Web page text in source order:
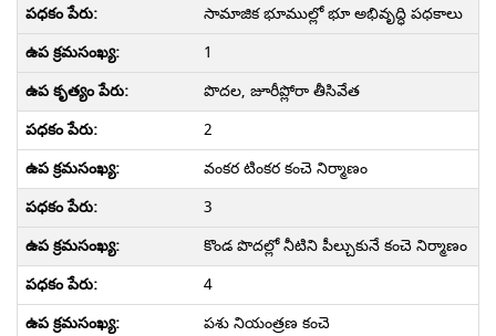
సామాజిక భూముల్లో భూ అభివృద్ధి పధకాలు
1
పొదల, జూరీప్లోరా తీసివేత
2
వంకర టింకర కంచె నిర్మాణం
3
కొండ పొదల్లో నీటిని పీల్చుకునే కంచె నిర్మాణం
4
పశు నియంత్రణ కంచె